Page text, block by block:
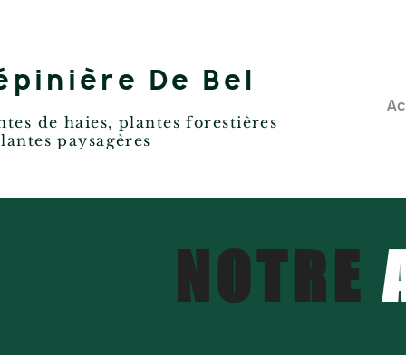
De Bel
de haies, plantes forestières
paysagères
NOTRE